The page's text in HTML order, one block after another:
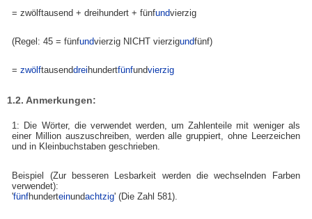
= zwölftausend + dreihundert + fünfundvierzig
(Regel: 45 = fünfundvierzig NICHT vierzigundfünf)
=zwölftausenddrei hundertfünfundvierzig
1.2. Anmerkungen:
1: Die Wörter, die verwendet werden, um Zahlenteile mit weniger als
einer Million auszuschreiben, werden alle gruppiert, ohne Leerzeichen
und in Kleinbuchstaben geschrieben.
Beispiel (Zur besseren Lesbarkeit werden die wechselnden Farben
verwendet):
'fünfhunderteinundachtzig' (Die Zahl 581).